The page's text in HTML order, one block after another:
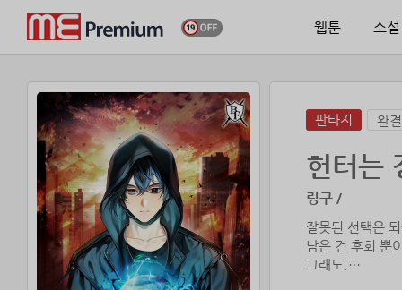
웹툰 소설
판타지 완결
헌터는
링구 /
잘못된 선택은
남은 건 후회 뿐
그래도.